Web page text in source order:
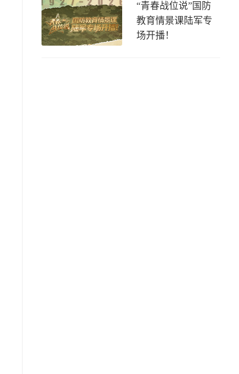
“青春战位说”国防
教育情景课陆军专
场开播！